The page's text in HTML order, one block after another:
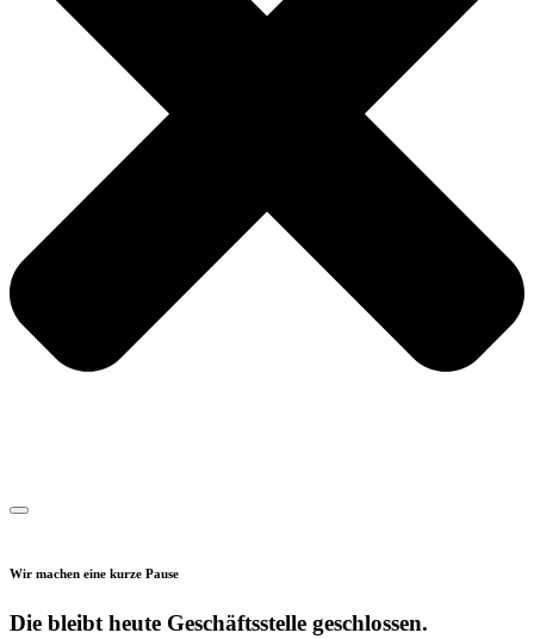
Wir machen eine kurze Pause
Die bleibt heute Geschäftsstelle geschlossen.